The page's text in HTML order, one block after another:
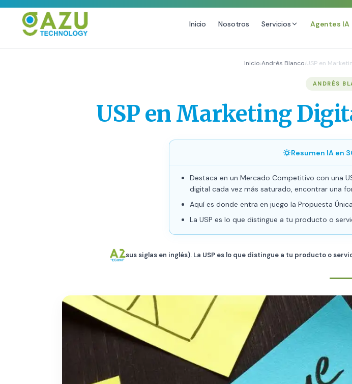
Inicio Nosotros Servicios Agentes IA
Diseño Web Premium
Inicio›Andrés Blanco›USP en
ANDRÉS
USP en Marketing
Resumen IA en
Destaca en un Mercado Competitivo con una
digital cada vez más saturado, encontrar una
Aquí es donde entra en juego la Propuesta
La USP es lo que distingue a tu producto o
sus siglas en inglés). La USP es lo que distingue a tu producto o